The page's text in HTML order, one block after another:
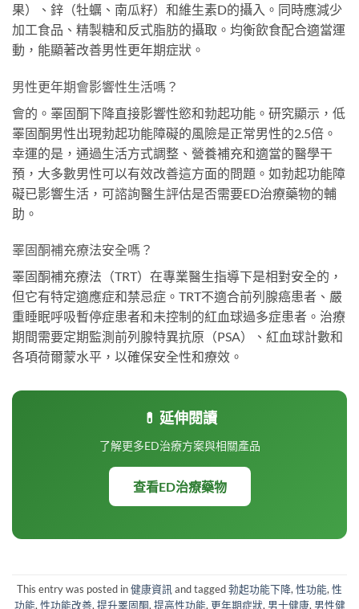
果）、鋅（牡蠣、南瓜籽）和維生素D的攝入。同時應減少
加工食品、精製糖和反式脂肪的攝取。均衡飲食配合適當運
動，能顯著改善男性更年期症狀。
男性更年期會影響性生活嗎？
會的。睪固酮下降直接影響性慾和勃起功能。研究顯示，低
睪固酮男性出現勃起功能障礙的風險是正常男性的2.5倍。
幸運的是，通過生活方式調整、營養補充和適當的醫學干
預，大多數男性可以有效改善這方面的問題。如勃起功能障
礙已影響生活，可諮詢醫生評估是否需要ED治療藥物的輔
助。
睪固酮補充療法安全嗎？
睪固酮補充療法（TRT）在專業醫生指導下是相對安全的，
但它有特定適應症和禁忌症。TRT不適合前列腺癌患者、嚴
重睡眠呼吸暫停症患者和未控制的紅血球過多症患者。治療
期間需要定期監測前列腺特異抗原（PSA）、紅血球計數和
各項荷爾蒙水平，以確保安全性和療效。
💊 延伸閱讀
了解更多ED治療方案與相關產品
查看ED治療藥物
This entry was posted in健康資訊 and tagged勃起功能下降, 性功能, 性
功能, 性功能改善, 提升睪固酮, 提高性功能, 更年期症狀, 男士健康, 男性健